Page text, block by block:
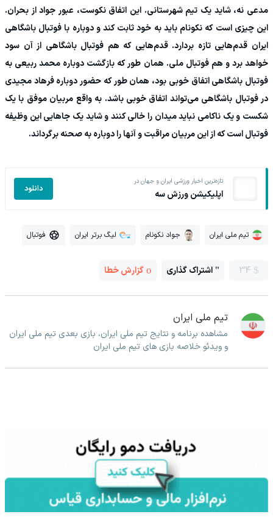
مدعی نه، شاید یک تیم شهرستانی. این اتفاق نکوست، عبور جواد از بحران.
این چیزی است که نکونام باید به خود ثابت کند و دوباره با فوتبال باشگاهی
ایران قدم‌هایی تازه بردارد. قدم‌هایی که هم فوتبال باشگاهی از آن سود
خواهد برد و هم فوتبال ملی. همان طور که بازگشت دوباره محمد ربیعی به
فوتبال باشگاهی اتفاق خوبی بود، همان طور که حضور دوباره فرهاد مجیدی
در فوتبال باشگاهی می‌تواند اتفاق خوبی باشد. به واقع مربیان موفق با یک
شکست و یک ناکامی نباید میدان را خالی کنند و شاید یک جاهایی این وظیفه
فوتبال است که از این مربیان مراقبت و آنها را دوباره به صحنه برگرداند.
تازه‌ترین اخبار ورزشی ایران و جهان در
اپلیکیشن ورزش سه دانلود
تیم ملی ایران جواد نکونام لیگ برتر ایران فوتبال
34 اشتراک گذاری گزارش خطا
تیم ملی ایران
مشاهده برنامه و نتایج تیم ملی ایران، بازی بعدی تیم ملی ایران
و ویدئو خلاصه بازی های تیم ملی ایران